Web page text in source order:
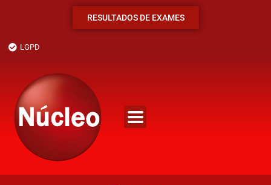
RESULTADOS DE EXAMES
LGPD